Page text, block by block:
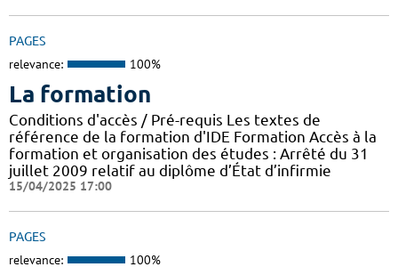
PAGES
relevance: 100%
La formation
Conditions d'accès / Pré-requis Les textes de
référence de la formation d'IDE Formation Accès à la
formation et organisation des études : Arrêté du 31
juillet 2009 relatif au diplôme d’État d’infirmie
15/04/2025 17:00
PAGES
relevance: 100%